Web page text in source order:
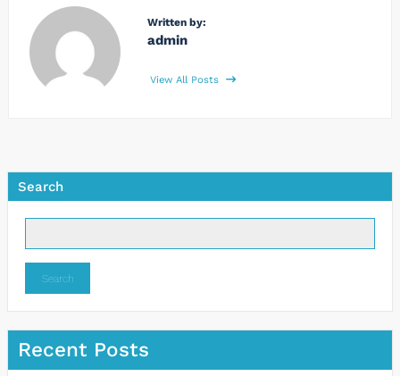
Written by:
admin
View All Posts
Search
Search
Recent Posts